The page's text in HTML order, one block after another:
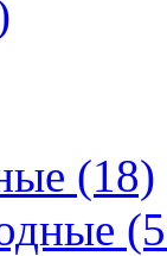
(18)